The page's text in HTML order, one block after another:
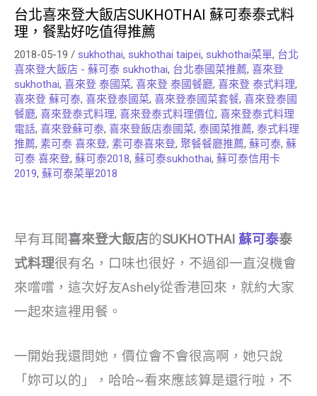
台北喜來登大飯店SUKHOTHAI 蘇可泰泰式料
理，餐點好吃值得推薦
2018-05-19 / sukhothai, sukhothai taipei, sukhothai菜單, 台北
喜來登大飯店 - 蘇可泰 sukhothai, 台北泰國菜推薦, 喜來登
sukhothai, 喜來登 泰國菜, 喜來登 泰國餐廳, 喜來登 泰式料理,
喜來登 蘇可泰, 喜來登泰國菜, 喜來登泰國菜套餐, 喜來登泰國
餐廳, 喜來登泰式料理, 喜來登泰式料理價位, 喜來登泰式料理
電話, 喜來登蘇可泰, 喜來登飯店泰國菜, 泰國菜推薦, 泰式料理
推薦, 素可泰 喜來登, 素可泰喜來登, 聚餐餐廳推薦, 蘇可泰, 蘇
可泰 喜來登, 蘇可泰2018, 蘇可泰sukhothai, 蘇可泰信用卡
2019, 蘇可泰菜單2018
早有耳聞喜來登大飯店的SUKHOTHAI 蘇可泰泰
式料理很有名，口味也很好，不過卻一直沒機會
來嚐嚐，這次好友Ashely從香港回來，就約大家
一起來這裡用餐。
一開始我還問她，價位會不會很高啊，她只說
「妳可以的」，哈哈~看來應該算是還行啦，不